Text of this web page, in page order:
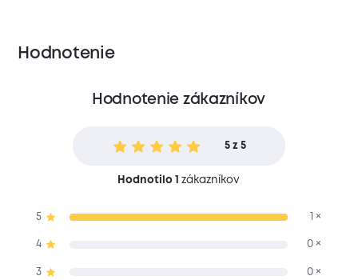
Hodnotenie
Hodnotenie zákazníkov
5 z 5
Hodnotilo 1 zákazníkov
5 1 ×
4 0 ×
3 0 ×